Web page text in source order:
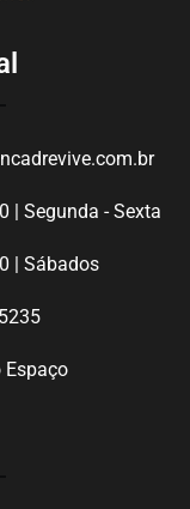
| Segunda - Sexta
| Sábados
Espaço